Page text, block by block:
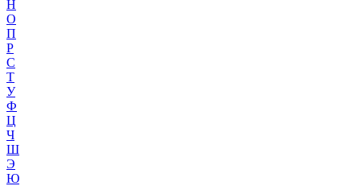
Н
О
П
Р
С
Т
У
Ф
Ц
Ч
Ш
Э
Ю